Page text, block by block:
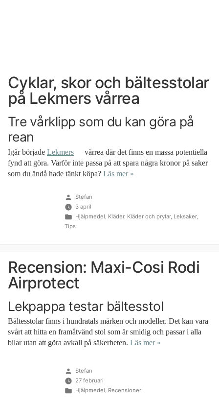
Cyklar, skor och bältesstolar
på Lekmers vårrea
Tre vårklipp som du kan göra på
rean
Igår började Lekmers
vårrea där det finns en massa potentiella
fynd att göra. Varför inte passa på att spara några kronor på saker
som du ändå hade tänkt köpa? Läs mer »
Publicerat
av
Stefan
3 april
Publicerat
i
Hjälpmedel Kläder, Kläder och prylar, Leksaker,
Tips
Recension: Maxi-Cosi Rodi
Airprotect
Lekpappa testar bältesstol
Bältesstolar finns i hundratals märken och modeller. Det kan vara
svårt att hitta en framåtvänd stol som är smidig och passar i alla
bilar utan att göra avkall på säkerheten. Läs mer »
Publicerat
av
Stefan
27 februari
Publicerat
Hjälpmedel, Recensioner